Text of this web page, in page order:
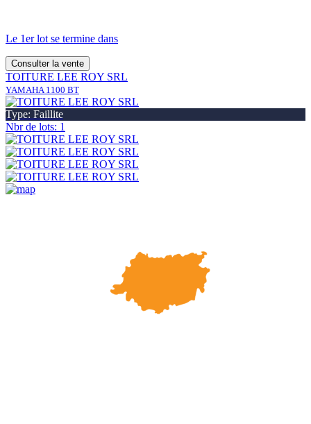
Le 1er lot se termine dans
Consulter la vente
TOITURE LEE ROY SRL
YAMAHA 1100 BT
Type: Faillite
Nbr de lots: 1